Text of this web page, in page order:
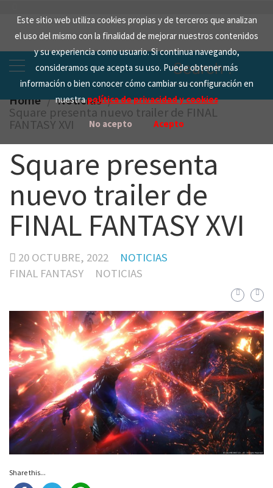
Este sitio web utiliza cookies propias y de terceros que analizan
el uso del mismo con la finalidad de mejorar nuestros contenidos
y su experiencia como usuario. Si continua navegando,
consideramos que acepta su uso. Puede obtener más
información o bien conocer cómo cambiar su configuración en
nuestrapolítica de privacidad y cookies
No acepto Acepto
content
Search
for:
Home Noticias
Square presenta nuevo trailer de FINAL
FANTASY XVI
Square presenta
nuevo trailer de
FINAL FANTASY XVI
20 OCTUBRE, 2022
NOTICIAS
FINAL FANTASY
NOTICIAS
Share this...